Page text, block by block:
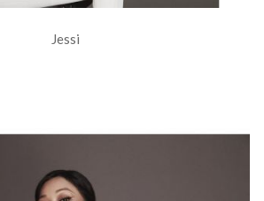
Jessi